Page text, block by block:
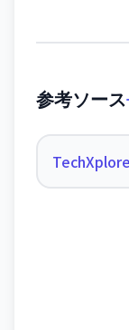
参考ソース
TechXplore